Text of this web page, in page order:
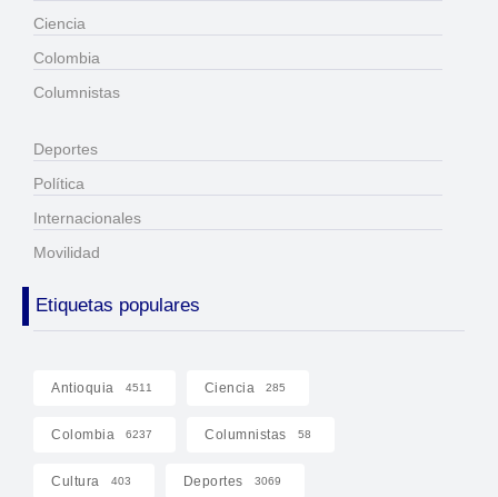
Ciencia
Colombia
Columnistas
Deportes
Política
Internacionales
Movilidad
Etiquetas populares
Antioquia 4511 Ciencia 285
Colombia 6237 Columnistas 58
Cultura 403 Deportes 3069